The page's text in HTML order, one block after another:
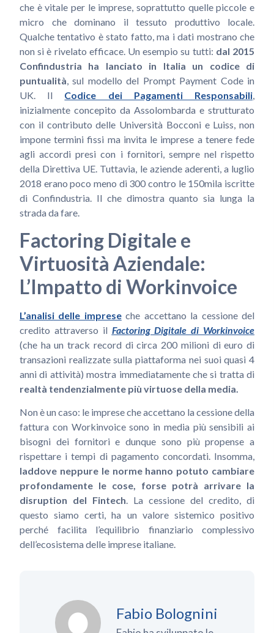
che è vitale per le imprese, soprattutto quelle piccole e
micro che dominano il tessuto produttivo locale.
Qualche tentativo è stato fatto, ma i dati mostrano che
non si è rivelato efficace. Un esempio su tutti: dal 2015
Confindustria ha lanciato in Italia un codice di
puntualità , sul modello del Prompt Payment Code in
UK. Il Codice dei Pagamenti Responsabili
inizialmente concepito da Assolombarda e strutturato
con il contributo delle Università Bocconi e Luiss, non
impone termini fissi ma invita le imprese a tenere fede
agli accordi presi con i fornitori, sempre nel rispetto
della Direttiva UE. Tuttavia, le aziende aderenti, a luglio
2018 erano poco meno di 300 contro le 150mila iscritte
di Confindustria. Il che dimostra quanto sia lunga la
strada da fare.
Factoring Digitale e
Virtuosità Aziendale:
L’Impatto di Workinvoice
L’analisi delle impreseche accettano la cessione del
credito attraverso il Factoring Digitale di Workinvoice
(che ha un track record di circa 200 milioni di euro di
transazioni realizzate sulla piattaforma nei suoi quasi 4
anni di attività) mostra immediatamente che si tratta di
realtà tendenzialmente più virtuose della media.
Non è un caso: le imprese che accettano la cessione della
fattura con Workinvoice sono in media più sensibili ai
bisogni dei fornitori e dunque sono più propense a
rispettare i tempi di pagamento concordati. Insomma,
laddove neppure le norme hanno potuto cambiare
profondamente le cose, forse potrà arrivare la
disruption del Fintech. La cessione del credito, di
questo siamo certi, ha un valore sistemico positivo
perché facilita l’equilibrio finanziario complessivo
dell’ecosistema delle imprese italiane.
Fabio Bolognini